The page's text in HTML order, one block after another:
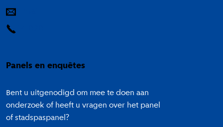
Panels en enquêtes
Bent u uitgenodigd om mee te doen aan
onderzoek of heeft u vragen over het panel
of stadspaspanel?